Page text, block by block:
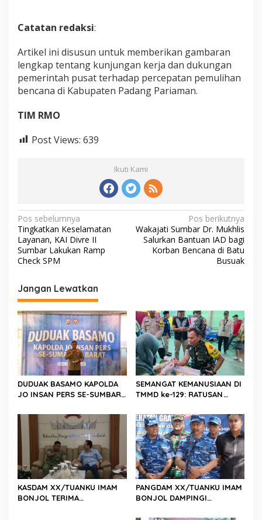
Catatan redaksi:
Artikel ini disusun untuk memberikan gambaran
lengkap tentang kunjungan kerja dan dukungan
pemerintah pusat terhadap percepatan pemulihan
bencana di Kabupaten Padang Pariaman.
TIM RMO
Post Views: 639
Ikuti Kami
N
a
v
g
a
s
i
p
o
s
Pos sebelumnya
Tingkatkan Keselamatan
Layanan, KAI Divre II
Sumbar Lakukan Ramp
Check SPM
Pos berikutnya
Wakajati Sumbar Dr. Mukhlis
Salurkan Bantuan IAD bagi
Korban Bencana di Batu
Busuak
Jangan Lewatkan
DUDUAK BASAMO KAPOLDA
JO INSAN PERS SE-SUMBAR,
Abadhy Dorong Kolaborasi
Polri dan Media Demi
Kepentingan Masyarakat
SEMANGAT KEMANUSIAAN DI
TMMD ke-129: RATUSAN
KEBUTUHAAN STOK DARAH
KASDAM XX/TUANKU IMAM
BONJOL TERIMA
PANGDAM XX/TUANKU IMAM
BONJOL DAMPINGI